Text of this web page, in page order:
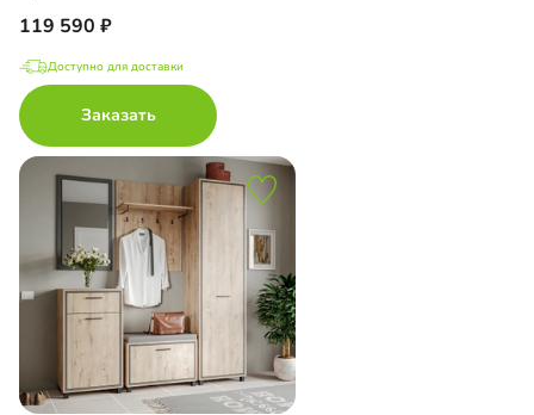
119 590
Доступно для доставки
Заказать